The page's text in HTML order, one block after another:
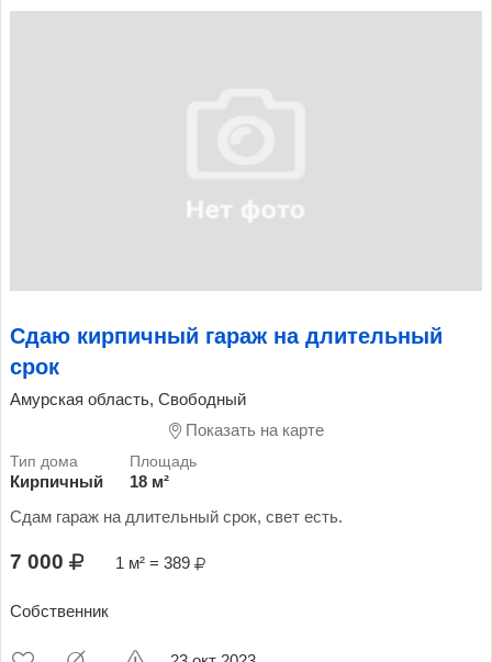
Сдаю кирпичный гараж на длительный
срок
Амурская область, Свободный
Показать на карте
Кирпичный
18 м²
Сдам гараж на длительный срок, свет есть.
7 000 1 м² = 389
Собственник